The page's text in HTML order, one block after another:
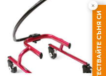
ТЕСТВАЙТЕ СЪНЯ СИ
×